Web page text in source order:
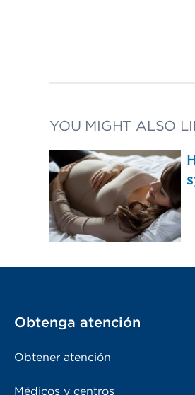
YOU MIGHT ALSO
Obtenga atención
Obtener atención
Médicos y centros